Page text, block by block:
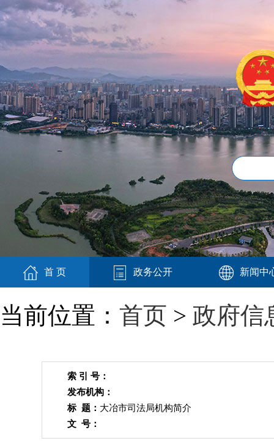
首 页 政务公开 新闻中
当前位置： 首页 > 政府信
索 引 号：
发布机构：
标 题： 大冶市司法局机构简介
文 号：